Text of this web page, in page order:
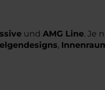
und AMG Line. Je
,